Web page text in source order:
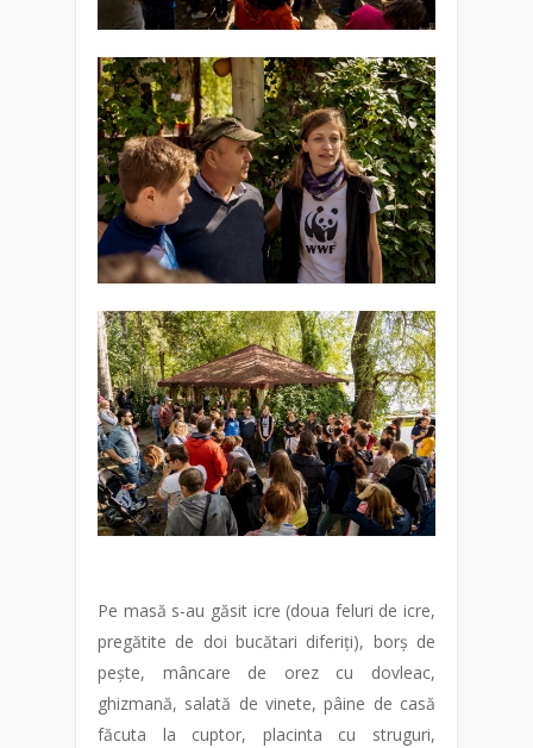
Pe masă s-au găsit icre (doua feluri de icre,
pregătite de doi bucătari diferiți), borș de
pește, mâncare de orez cu dovleac,
ghizmană, salată de vinete, pâine de casă
făcuta la cuptor, placinta cu struguri,